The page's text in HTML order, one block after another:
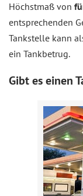
Höchstmaß von
entsprechenden
Tankstelle kann
ein Tankbetrug.
Gibt es einen